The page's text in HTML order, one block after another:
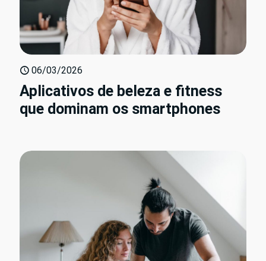
06/03/2026
Aplicativos de beleza e fitness
que dominam os smartphones